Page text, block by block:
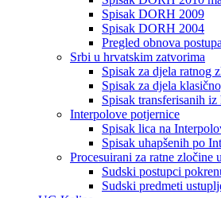
Spisak DORH 2009
Spisak DORH 2004
Pregled obnova
Srbi u hrvatskim zatvorima
Spisak za djela ratnog
Spisak za djela
Spisak transferisanih
Interpolove potjernice
Spisak lica na
Spisak uhapšenih po
Procesuirani za ratne zločine
Sudski postupci
Sudski predmeti